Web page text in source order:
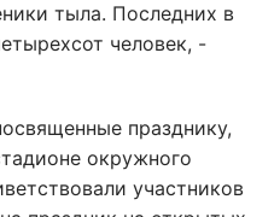
тыла. Последних в
человек, -
празднику,
окружного
участников